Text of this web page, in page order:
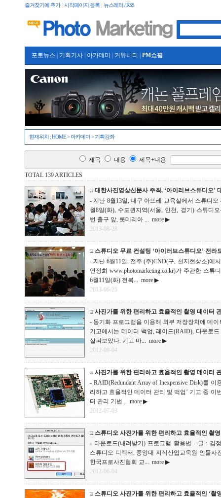
즐겨찾기에 추가| 시작페이지 등록 뉴스레터 / RSS
포토뉴스 기획기사 아카데미 커뮤니티 PM쇼핑
현재위치 :HOME>아카데미 >기획강좌
제목 내용 제목+내용
TOTAL 139 ARTICLES
대한사진영상신문사 주최, ‘아이러브스튜디오’
- 지난 8월13일, 대구 아뜨레 교육실에서 스튜디
월8일(화), 수도권지역(서울, 인천, 경기) 스튜디
번 출구 앞, 롯데리아 ... more ▶
2013-08-28
스튜디오 무료 컨설팅 ‘아이러브스튜디오’ 전
- 지난 6월11일, 전주 (주)CND(구, 천지현상소)에
연정희 www.photomarketing.co.kr)가 주관한 스튜
6월11일(화) 전북... more ▶
2013-06-25
사진가를 위한 편리하고 효율적인 촬영 데이터
- 동기화 프로그램을 이용해 외부 저장장치에 데
기고에서는 데이터 백업, 레이드(RAID), 다운로
살펴보았다. 기고 마... more ▶
2012-09-04
사진가를 위한 편리하고 효율적인 촬영 데이터
- RAID(Redundant Array of Inexpensive Disk)를
리하고 효율적인 데이터 관리 및 백업’ 기고 중 이
터 관리 기법... more ▶
2012-07-03
스튜디오 사진가를 위한 편리하고 효율적인 촬
- 다운로드(내려받기) 프로그램 활용법 - 글 : 김정
스튜디오 디렉터, 중앙대 지식산업교욱원 인물
한국프로사진협회 교... more ▶
2012-06-04
스튜디오 사진가를 위한 편리하고 효율적인 ‘촬